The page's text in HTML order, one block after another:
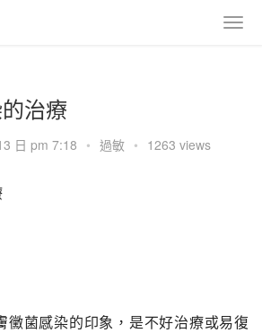
治療
日 pm 7:18 • 過敏 • 1263 views
黴菌感染的印象，是不好治療或易復